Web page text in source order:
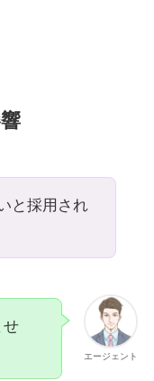
と採用され
エージェント
せ